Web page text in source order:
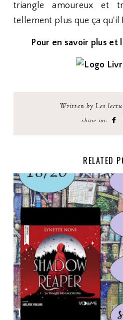
triangle amoureux et
tellement plus que ça qu'il
Pour en savoir plus et
Written by Les
share on:
RELATED